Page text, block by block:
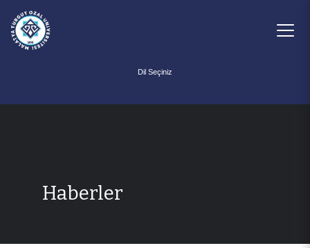
Haberler